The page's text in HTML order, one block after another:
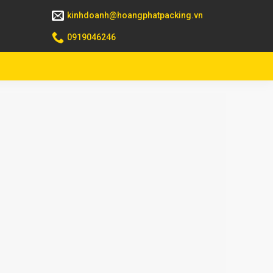
kinhdoanh@hoangphatpacking.vn
0919046246